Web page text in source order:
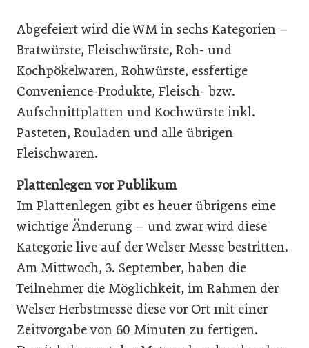
Abgefeiert wird die WM in sechs Kategorien –
Bratwürste, Fleischwürste, Roh- und
Kochpökelwaren, Rohwürste, essfertige
Convenience-Produkte, Fleisch- bzw.
Aufschnittplatten und Kochwürste inkl.
Pasteten, Rouladen und alle übrigen
Fleischwaren.
Plattenlegen vor Publikum
Im Plattenlegen gibt es heuer übrigens eine
wichtige Änderung – und zwar wird diese
Kategorie live auf der Welser Messe bestritten.
Am Mittwoch, 3. September, haben die
Teilnehmer die Möglichkeit, im Rahmen der
Welser Herbstmesse diese vor Ort mit einer
Zeitvorgabe von 60 Minuten zu fertigen.